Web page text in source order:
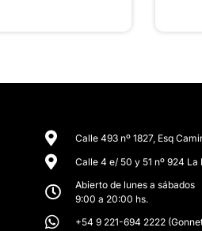
Calle 493 nº 1827, Esq
Calle 4 e/ 50 y 51 nº 924 La
Abierto de lunes a sábados
9:00 a 20:00 hs.
+54 9 221-694 2222